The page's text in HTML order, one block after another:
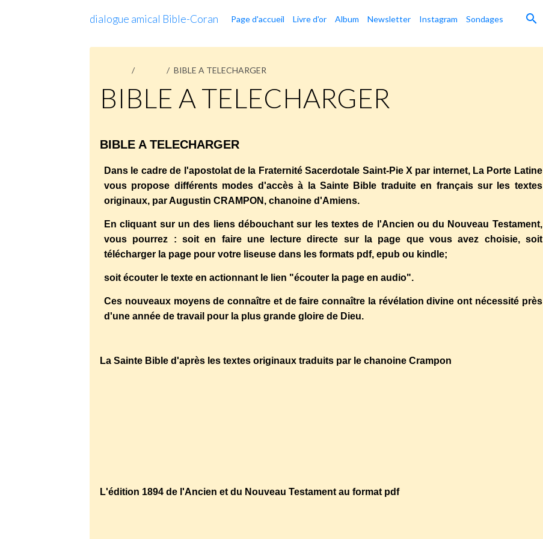
dialogue amical Bible-Coran Page d'accueil Livre d'or Album Newsletter Instagram Sondages
BIBLE A TELECHARGER
BIBLE A TELECHARGER
BIBLE A TELECHARGER
Dans le cadre de l'apostolat de la Fraternité Sacerdotale Saint-Pie X par internet, La Porte Latine
vous propose différents modes d'accès à la Sainte Bible traduite en français sur les textes
originaux, par Augustin CRAMPON, chanoine d'Amiens.
En cliquant sur un des liens débouchant sur les textes de l'Ancien ou du Nouveau Testament,
vous pourrez : soit en faire une lecture directe sur la page que vous avez choisie, soit
télécharger la page pour votre liseuse dans les formats pdf, epub ou kindle;
soit écouter le texte en actionnant le lien "écouter la page en audio".
Ces nouveaux moyens de connaître et de faire connaître la révélation divine ont nécessité près
d'une année de travail pour la plus grande gloire de Dieu.
La Sainte Bible d'après les textes originaux traduits par le chanoine Crampon
L'édition 1894 de l'Ancien et du Nouveau Testament au format pdf